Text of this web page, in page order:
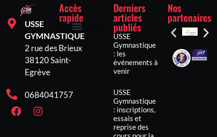
USSE
GYMNASTIQUE
2 rue des Brieux
38120 Saint-
Egrève
0684041757
Accès
rapide
Derniers
articles
publiés
USSE
Gymnastique
: les
événements à
venir
USSE
Gymnastique
: inscriptions,
essais et
reprise des
Nos
partenaires